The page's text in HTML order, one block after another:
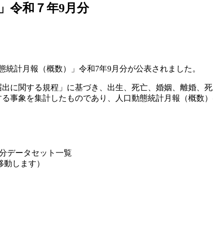
令和７年9月分
計月報（概数）」令和7年9月分が公表されました。
に関する規程」に基づき、出生、死亡、婚姻、離婚、
事象を集計したものであり、人口動態統計月報（概数
データセット一覧
します）